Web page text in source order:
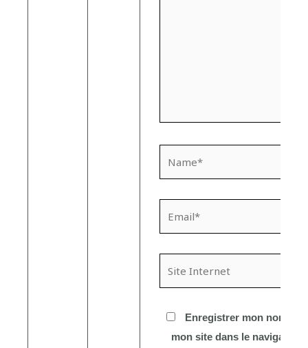
Enregistrer mon nom,
mon site dans le navigateur